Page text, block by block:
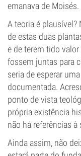
emanava de Moisés.
A teoria é plausível?
de estas duas
e de terem tido
fossem juntas para
seria de esperar
documentada.
ponto de vista
própria existência
não há referências à
Ainda assim, não